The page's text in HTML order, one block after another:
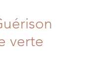
verte